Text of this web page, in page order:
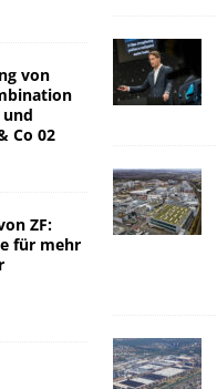
von
Co 02
ZF:
für mehr